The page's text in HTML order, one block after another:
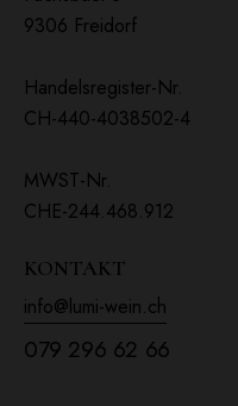
9306 Freidorf
Handelsregister-Nr.
CH-440-4038502-4
MWST-Nr.
CHE-244.468.912
KONTAKT
info@lumi-wein.ch
079 296 62 66